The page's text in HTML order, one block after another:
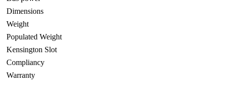
Dimensions
Weight
Populated Weight
Kensington Slot
Compliancy
Warranty